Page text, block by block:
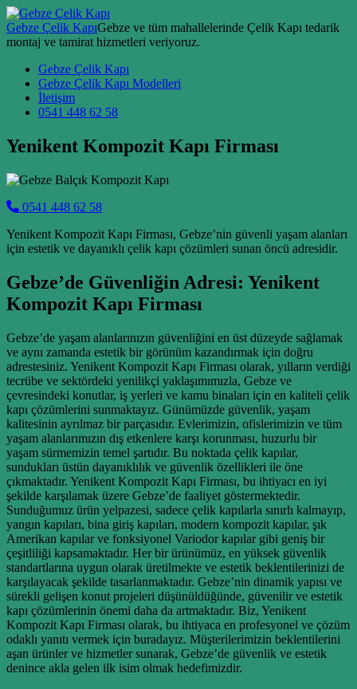
Skip to content
Gebze Çelik KapıGebze ve tüm mahallelerinde Çelik Kapı tedarik
montaj ve tamirat hizmetleri veriyoruz.
Main Navigation
Gebze Çelik Kapı
Gebze Çelik Kapı Modelleri
İletişim
0541 448 62 58
Yenikent Kompozit Kapı Firması
0541 448 62 58
Yenikent Kompozit Kapı Firması, Gebze’nin güvenli yaşam alanları
için estetik ve dayanıklı çelik kapı çözümleri sunan öncü adresidir.
Gebze’de Güvenliğin Adresi: Yenikent
Kompozit Kapı Firması
Gebze’de yaşam alanlarınızın güvenliğini en üst düzeyde sağlamak
ve aynı zamanda estetik bir görünüm kazandırmak için doğru
adrestesiniz. Yenikent Kompozit Kapı Firması olarak, yılların verdiği
tecrübe ve sektördeki yenilikçi yaklaşımımızla, Gebze ve
çevresindeki konutlar, iş yerleri ve kamu binaları için en kaliteli çelik
kapı çözümlerini sunmaktayız. Günümüzde güvenlik, yaşam
kalitesinin ayrılmaz bir parçasıdır. Evlerimizin, ofislerimizin ve tüm
yaşam alanlarımızın dış etkenlere karşı korunması, huzurlu bir
yaşam sürmemizin temel şartıdır. Bu noktada çelik kapılar,
sundukları üstün dayanıklılık ve güvenlik özellikleri ile öne
çıkmaktadır. Yenikent Kompozit Kapı Firması, bu ihtiyacı en iyi
şekilde karşılamak üzere Gebze’de faaliyet göstermektedir.
Sunduğumuz ürün yelpazesi, sadece çelik kapılarla sınırlı kalmayıp,
yangın kapıları, bina giriş kapıları, modern kompozit kapılar, şık
Amerikan kapılar ve fonksiyonel Variodor kapılar gibi geniş bir
çeşitliliği kapsamaktadır. Her bir ürünümüz, en yüksek güvenlik
standartlarına uygun olarak üretilmekte ve estetik beklentilerinizi de
karşılayacak şekilde tasarlanmaktadır. Gebze’nin dinamik yapısı ve
sürekli gelişen konut projeleri düşünüldüğünde, güvenilir ve estetik
kapı çözümlerinin önemi daha da artmaktadır. Biz, Yenikent
Kompozit Kapı Firması olarak, bu ihtiyaca en profesyonel ve çözüm
odaklı yanıtı vermek için buradayız. Müşterilerimizin beklentilerini
aşan ürünler ve hizmetler sunarak, Gebze’de güvenlik ve estetik
denince akla gelen ilk isim olmak hedefimizdir.